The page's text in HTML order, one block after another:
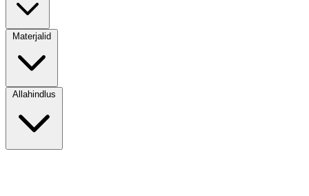
Materjalid
Allahindlus